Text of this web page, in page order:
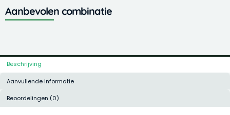
Aanbevolen combinatie
Beschrijving
Aanvullende informatie
Beoordelingen (0)